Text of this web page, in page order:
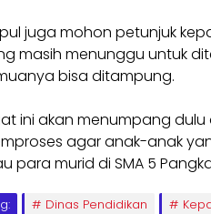
juga mohon petunjuk
masih menunggu untuk
bisa ditampung.
ini akan menumpang dulu
agar anak-anak
para murid di SMA 5
Dinas Pendidikan